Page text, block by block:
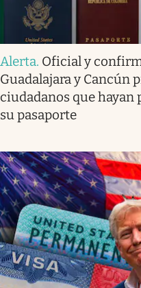
Alerta. Oficial y
Guadalajara y Cancún
ciudadanos que
su pasaporte